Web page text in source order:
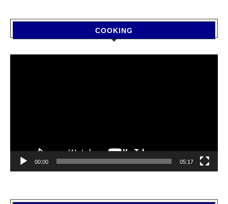
COOKING
00:00 05:17